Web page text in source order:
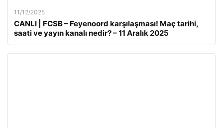
11/12/2025
CANLI | FCSB – Feyenoord karşılaşması! Maç tarihi,
saati ve yayın kanalı nedir? – 11 Aralık 2025